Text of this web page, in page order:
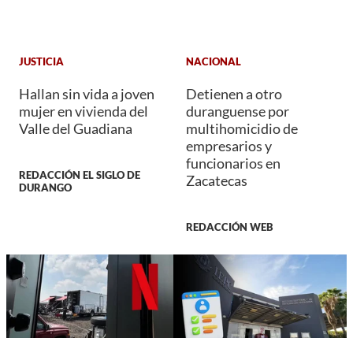
JUSTICIA
Hallan sin vida a joven
mujer en vivienda del
Valle del Guadiana
REDACCIÓN EL SIGLO DE
DURANGO
NACIONAL
Detienen a otro
duranguense por
multihomicidio de
empresarios y
funcionarios en
Zacatecas
REDACCIÓN WEB